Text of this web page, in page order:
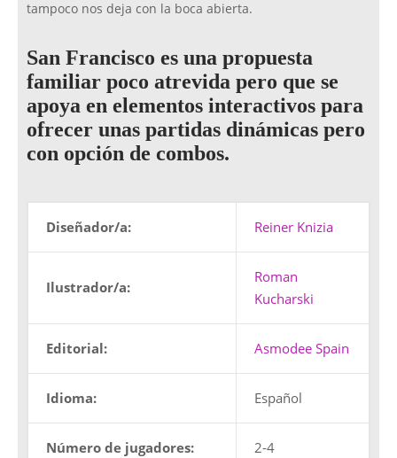
tampoco nos deja con la boca abierta.
San Francisco es una propuesta
familiar poco atrevida pero que se
apoya en elementos interactivos para
ofrecer unas partidas dinámicas pero
con opción de combos.
Diseñador/a: Reiner Knizia
Ilustrador/a:
Roman
Kucharski
Editorial: Asmodee Spain
Idioma: Español
Número de jugadores: 2-4